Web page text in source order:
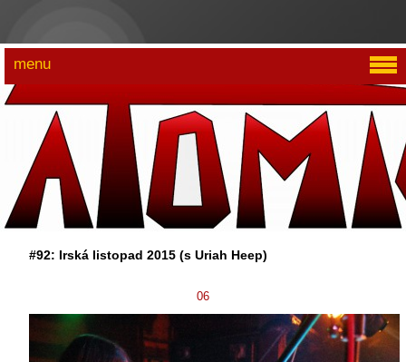
#92: Irská listopad 2015 (s Uriah Heep)
06
menu